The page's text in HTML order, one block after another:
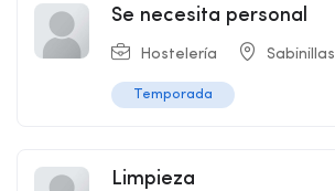
Se necesita personal
Hostelería Sabinillas
Temporada
Limpieza